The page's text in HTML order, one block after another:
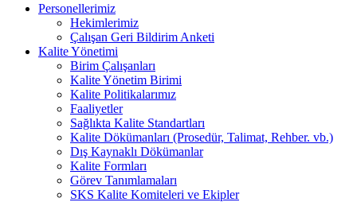
Personellerimiz
Hekimlerimiz
Çalışan Geri Bildirim Anketi
Kalite Yönetimi
Birim Çalışanları
Kalite Yönetim Birimi
Kalite Politikalarımız
Faaliyetler
Sağlıkta Kalite Standartları
Kalite Dökümanları (Prosedür, Talimat, Rehber. vb.)
Dış Kaynaklı Dökümanlar
Kalite Formları
Görev Tanımlamaları
SKS Kalite Komiteleri ve Ekipler